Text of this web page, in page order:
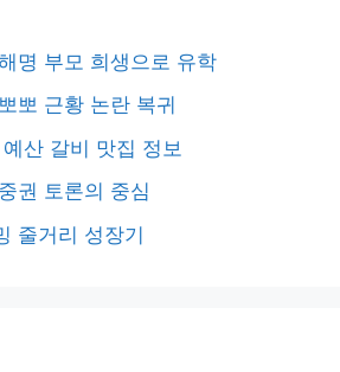
명 부모 희생으로 유학
뽀 근황 논란 복귀
산 갈비 맛집 정보
권 토론의 중심
줄거리 성장기